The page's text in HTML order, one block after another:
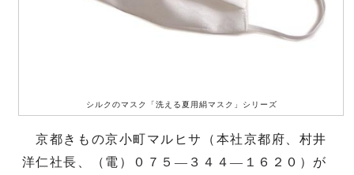
シルクのマスク「洗える夏用絹マスク」シリーズ
京都きもの京小町マルヒサ（本社京都府、村井
洋仁社長、（電）０７５―３４４―１６２０）が